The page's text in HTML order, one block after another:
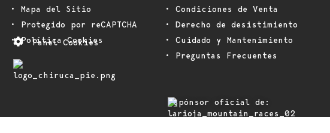
• Mapa del Sitio
• Protegido por reCAPTCHA
• Política Cookies
Panel Cookies
• Condiciones de Venta
• Derecho de desistimiento
• Cuidado y Mantenimiento
• Preguntas Frecuentes
Espónsor oficial de: